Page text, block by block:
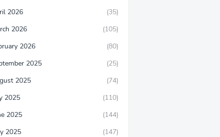
2026
(35)
2026
(105)
2026
(80)
2025
(25)
2025
(74)
2025
(110)
2025
(144)
2025
(147)